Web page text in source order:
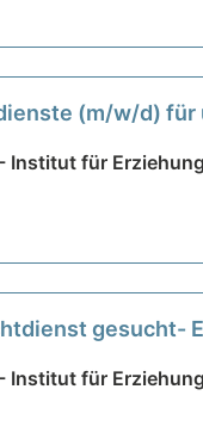
(m/w/d) für
Institut für
gesucht-
Institut für